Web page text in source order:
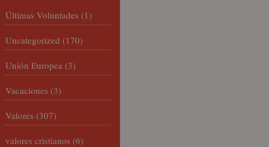
Últimas Voluntades (1)
Uncategorized (170)
Unión Europea (3)
Vacaciones (3)
Valores (307)
valores cristianos (6)